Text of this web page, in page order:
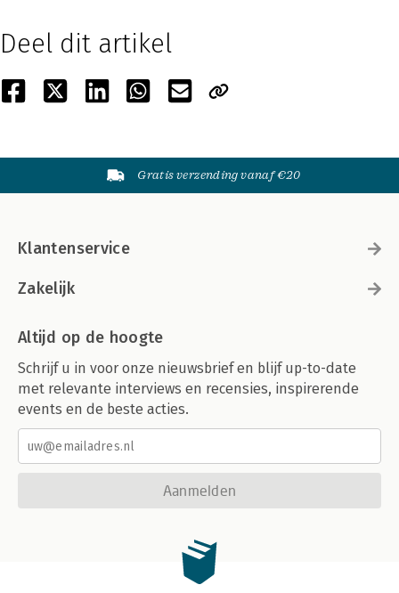
Deel dit artikel
Gratis verzending vanaf €20
Klantenservice
Zakelijk
Altijd op de hoogte
Schrijf u in voor onze nieuwsbrief en blijf up-to-date
met relevante interviews en recensies, inspirerende
events en de beste acties.
Aanmelden